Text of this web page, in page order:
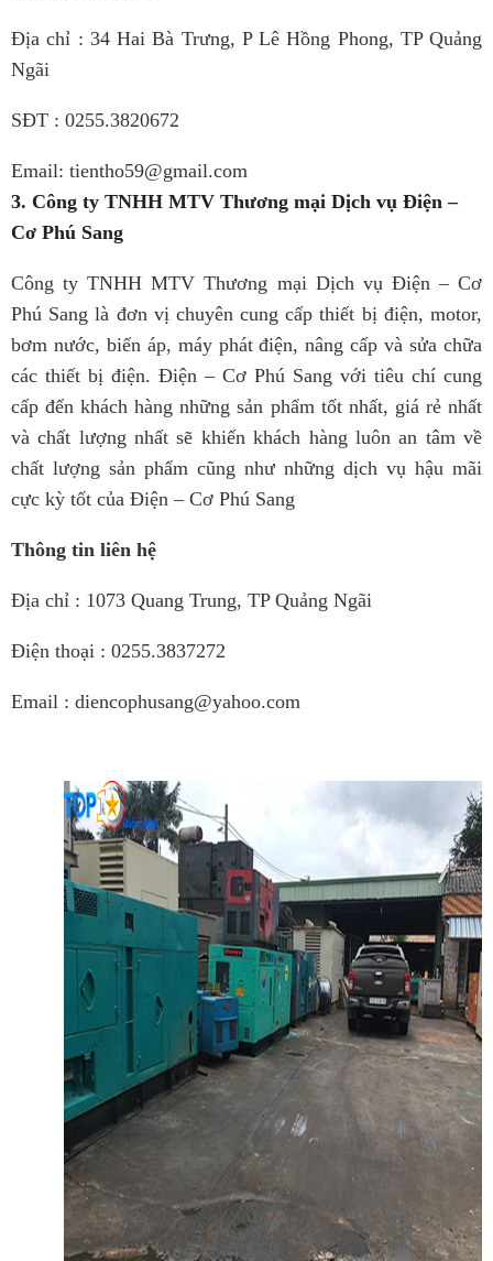
Địa chỉ : 34 Hai Bà Trưng, P Lê Hồng Phong, TP Quảng
Ngãi
SĐT : 0255.3820672
Email: tientho59@gmail.com
3. Công ty TNHH MTV Thương mại Dịch vụ Điện –
Cơ Phú Sang
Công ty TNHH MTV Thương mại Dịch vụ Điện – Cơ
Phú Sang là đơn vị chuyên cung cấp thiết bị điện, motor,
bơm nước, biến áp, máy phát điện, nâng cấp và sửa chữa
các thiết bị điện. Điện – Cơ Phú Sang với tiêu chí cung
cấp đến khách hàng những sản phẩm tốt nhất, giá rẻ nhất
và chất lượng nhất sẽ khiến khách hàng luôn an tâm về
chất lượng sản phẩm cũng như những dịch vụ hậu mãi
cực kỳ tốt của Điện – Cơ Phú Sang
Thông tin liên hệ
Địa chỉ : 1073 Quang Trung, TP Quảng Ngãi
Điện thoại : 0255.3837272
Email : diencophusang@yahoo.com